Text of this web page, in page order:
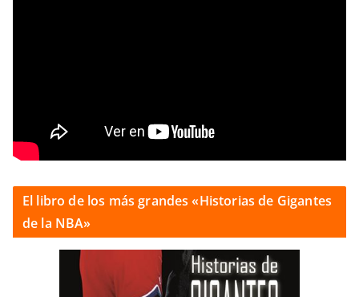
El libro de los más grandes «Historias de Gigantes
de la NBA»